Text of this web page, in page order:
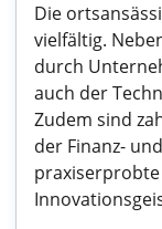
Die
vielfältig.
durch
auch der
Zudem sind
der Finanz-